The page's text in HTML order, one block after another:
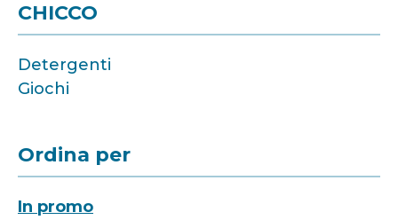
CHICCO
Detergenti
Giochi
Ordina per
In promo